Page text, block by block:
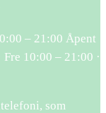
– 21:00 Åpent
Fre 10:00 – 21:00 ·
som